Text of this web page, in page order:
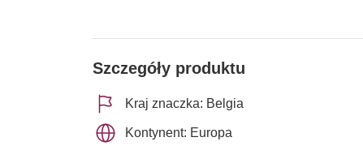
Szczegóły produktu
Kraj znaczka: Belgia
Kontynent: Europa